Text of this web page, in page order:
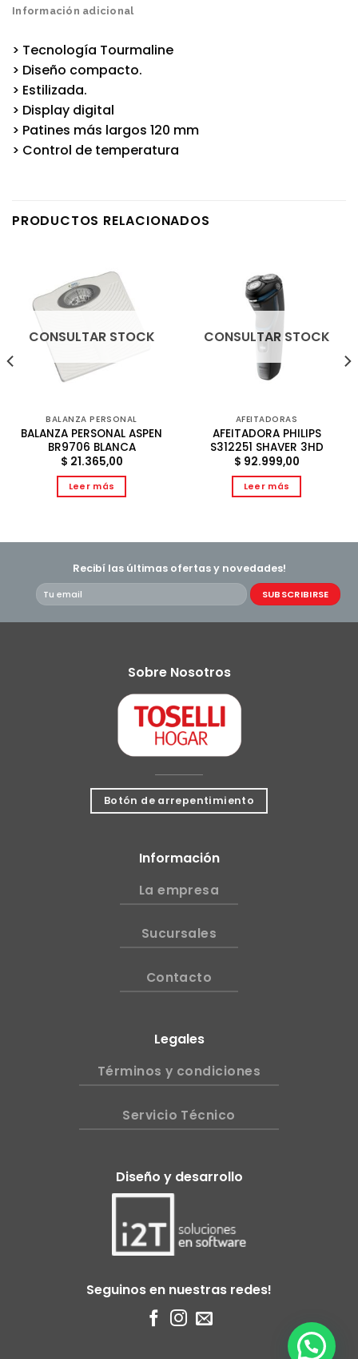
Información adicional
> Tecnología Tourmaline
> Diseño compacto.
> Estilizada.
> Display digital
> Patines más largos 120 mm
> Control de temperatura
PRODUCTOS RELACIONADOS
CONSULTAR STOCK
BALANZA PERSONAL
BALANZA PERSONAL ASPEN
BR9706 BLANCA
$ 21.365,00
Leer más
CONSULTAR STOCK
AFEITADORAS
AFEITADORA PHILIPS
S312251 SHAVER 3HD
$ 92.999,00
Leer más
Recibí las últimas ofertas y novedades!
Sobre Nosotros
Botón de arrepentimiento
Información
La empresa
Sucursales
Contacto
Legales
Términos y condiciones
Servicio Técnico
Diseño y desarrollo
Seguinos en nuestras redes!